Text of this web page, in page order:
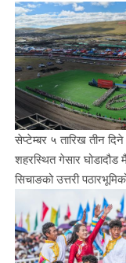
सेप्टेम्बर ५ तारिख तीन
शहरस्थित गेसार घोडादौड
सिचाङको उत्तरी